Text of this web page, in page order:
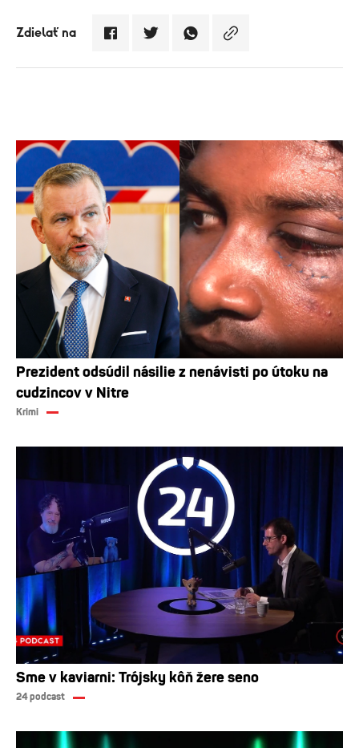
Zdielať na
Prezident odsúdil násilie z nenávisti po útoku na
cudzincov v Nitre
Krimi
Sme v kaviarni: Trójsky kôň žere seno
24 podcast